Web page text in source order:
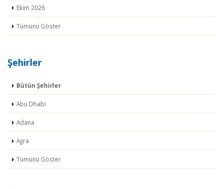
Ekim 2026
Tümünü Göster
Şehirler
Bütün Şehirler
Abu Dhabi
Adana
Agra
Tümünü Göster